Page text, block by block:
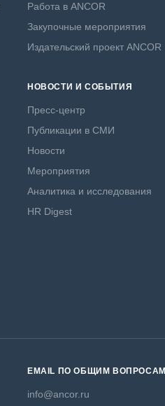
Работа в ANCOR
Закупочные мероприятия
Издательский проект ANCOR
НОВОСТИ И СОБЫТИЯ
Пресс-центр
Публикации в СМИ
Новости
Мероприятия
Аналитика и исследования
HR Digest
EMAIL ПО ОБЩИМ ВОПРОСАМ
info@ancor.ru